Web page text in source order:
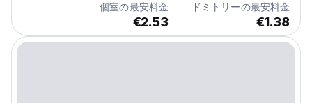
個室の最安料金
€2.53
ドミトリーの最安料金
€1.38